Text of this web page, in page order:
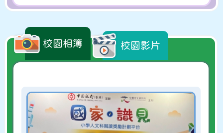
6月22日至7月10日溫馨提示
18/06/2026
因惡劣天氣關係放學及課後安排
15/06/2026
「家長如何識別青少年抑鬱症及傷害自己行
為」家長講座
校園相簿 校園影片